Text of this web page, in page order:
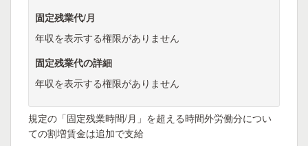
固定残業代/月
年収を表示する権限がありません
固定残業代の詳細
年収を表示する権限がありません
規定の「固定残業時間/月」を超える時間外労働分につい
ての割増賃金は追加で支給